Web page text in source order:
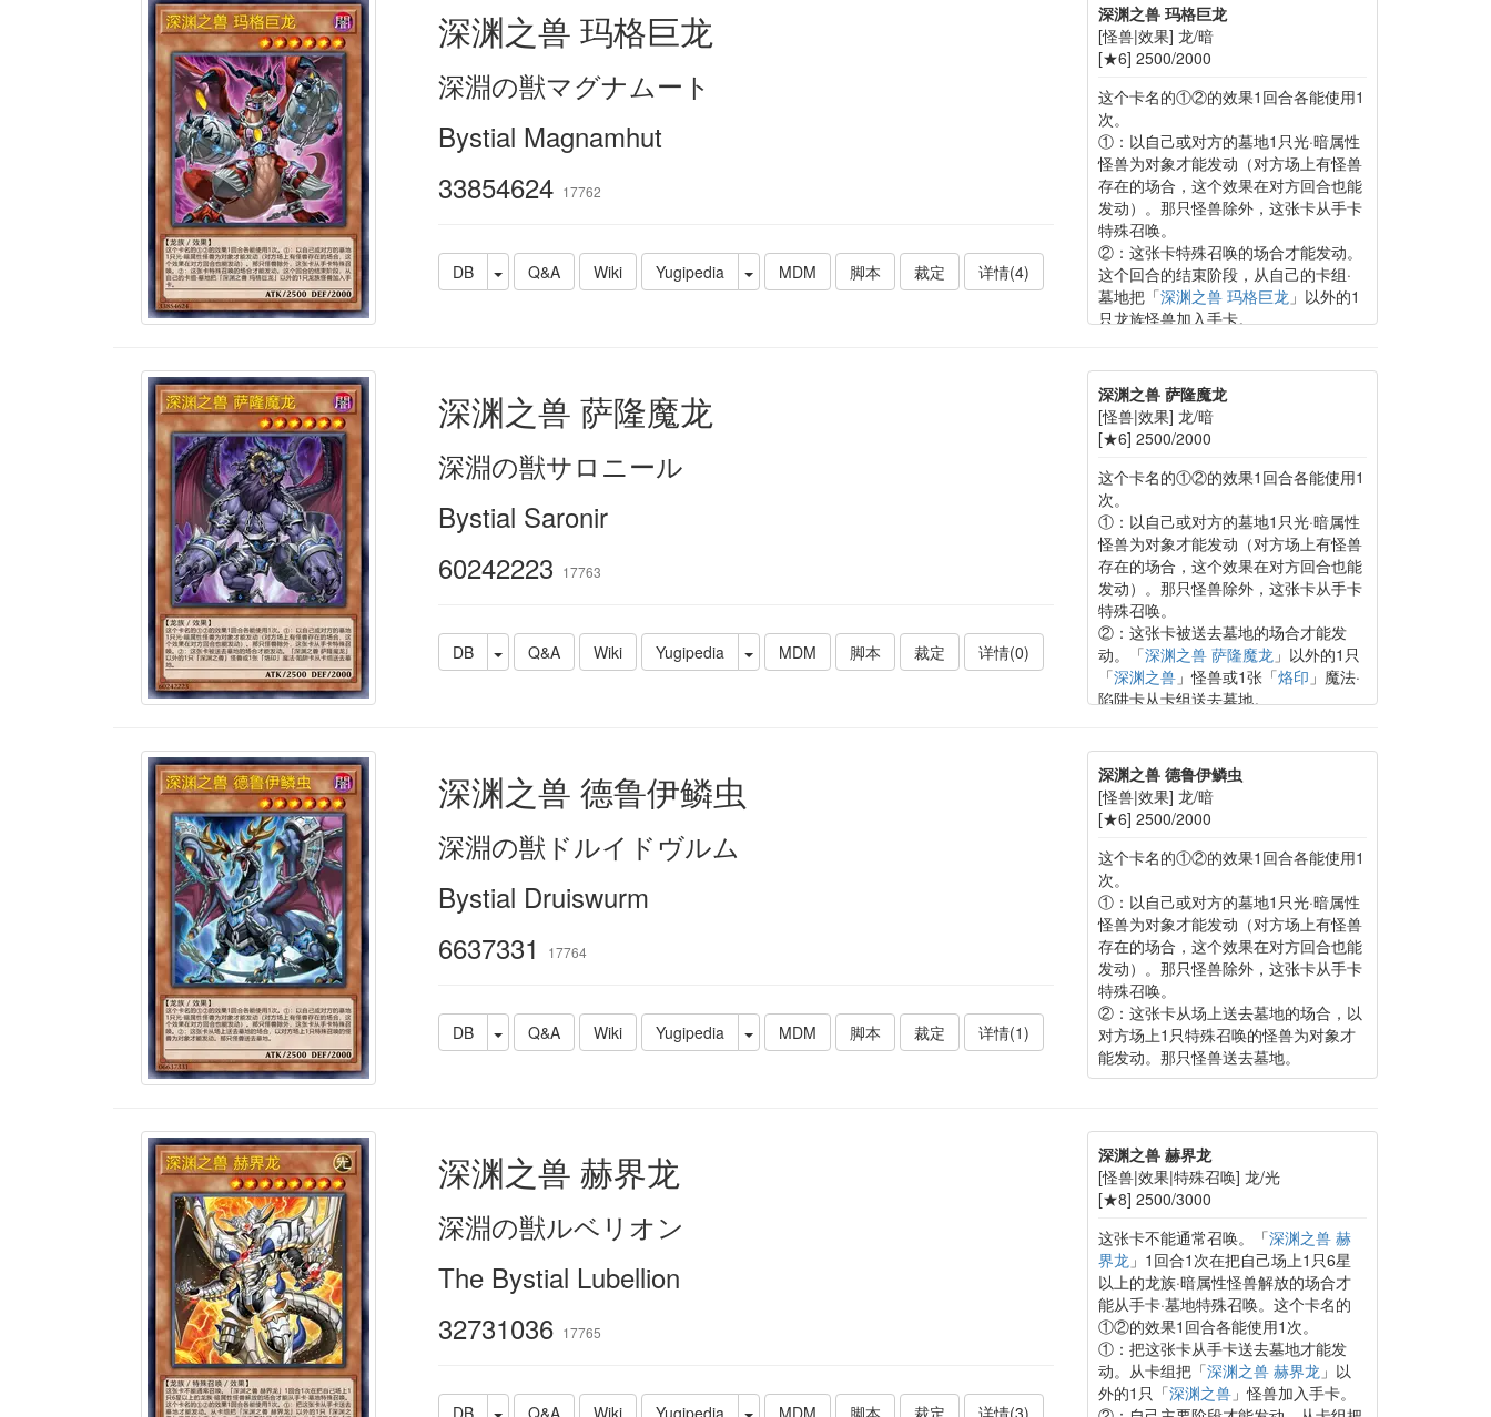
深渊之兽 玛格巨龙
深淵の獣マグナムート
Bystial Magnamhut
33854624 17762
DB Q&A Wiki Yugipedia MDM 脚本 裁定 详情(4)
深渊之兽 玛格巨龙
[怪兽|效果] 龙/暗
[★6] 2500/2000
这个卡名的①②的效果1回合各能使用1
次。
①：以自己或对方的墓地1只光·暗属性
怪兽为对象才能发动（对方场上有怪兽
存在的场合，这个效果在对方回合也能
发动）。那只怪兽除外，这张卡从手卡
特殊召唤。
②：这张卡特殊召唤的场合才能发动。
这个回合的结束阶段，从自己的卡组·
墓地把「深渊之兽 玛格巨龙 」以外的1
只龙族怪兽加入手卡。
深渊之兽 萨隆魔龙
深淵の獣サロニール
Bystial Saronir
60242223 17763
DB Q&A Wiki Yugipedia MDM 脚本 裁定 详情(0)
深渊之兽 萨隆魔龙
[怪兽|效果] 龙/暗
[★6] 2500/2000
这个卡名的①②的效果1回合各能使用1
次。
①：以自己或对方的墓地1只光·暗属性
怪兽为对象才能发动（对方场上有怪兽
存在的场合，这个效果在对方回合也能
发动）。那只怪兽除外，这张卡从手卡
特殊召唤。
②：这张卡被送去墓地的场合才能发
动。「深渊之兽 萨隆魔龙 」以外的1只
「深渊之兽 」怪兽或1张「烙印 」魔法·
陷阱卡从卡组送去墓地。
深渊之兽 德鲁伊鳞虫
深淵の獣ドルイドヴルム
Bystial Druiswurm
6637331
17764
DB Q&A Wiki Yugipedia MDM 脚本 裁定 详情(1)
深渊之兽 德鲁伊鳞虫
[怪兽|效果] 龙/暗
[★6] 2500/2000
这个卡名的①②的效果1回合各能使用1
次。
①：以自己或对方的墓地1只光·暗属性
怪兽为对象才能发动（对方场上有怪兽
存在的场合，这个效果在对方回合也能
发动）。那只怪兽除外，这张卡从手卡
特殊召唤。
②：这张卡从场上送去墓地的场合，以
对方场上1只特殊召唤的怪兽为对象才
能发动。那只怪兽送去墓地。
深渊之兽 赫界龙
深淵の獣ルベリオン
The Bystial Lubellion
32731036 17765
深渊之兽 赫界龙
[怪兽|效果|特殊召唤] 龙/光
[★8] 2500/3000
这张卡不能通常召唤。「深渊之兽 赫
界龙 」1回合1次在把自己场上1只6星
以上的龙族·暗属性怪兽解放的场合才
能从手卡·墓地特殊召唤。这个卡名的
①②的效果1回合各能使用1次。
①：把这张卡从手卡送去墓地才能发
动。从卡组把「深渊之兽 赫界龙 」以
外的1只「深渊之兽 」怪兽加入手卡。